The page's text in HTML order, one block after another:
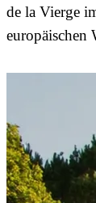
de la Vierge
europäischen